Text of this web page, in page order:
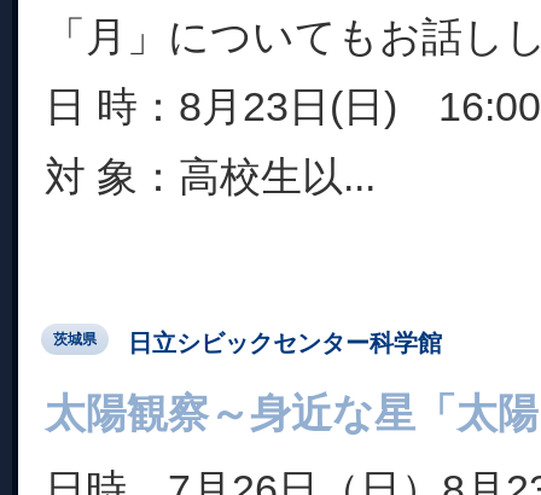
「月」についてもお話し
日 時：8月23日(日)
対 象：高校生以...
茨城県 日立シビックセンター科学館
太陽観察～身近な星「太